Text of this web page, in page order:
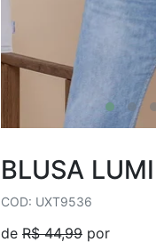
BLUSA LUMI
COD: UXT9536
de R$ 44,99 por